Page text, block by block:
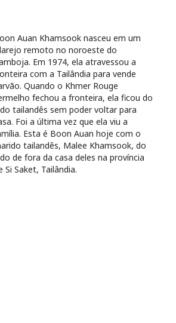
Auan Khamsook nasceu em um
remoto no noroeste do
Em 1974, ela atravessou a
com a Tailândia para vende
Quando o Khmer Rouge
fechou a fronteira, ela ficou do
tailandês sem poder voltar para
Foi a última vez que ela viu a
Esta é Boon Auan hoje com o
tailandês, Malee Khamsook, do
de fora da casa deles na província
Si Saket, Tailândia.